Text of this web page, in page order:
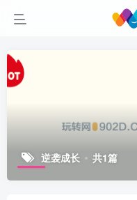
逆袭成长 共1篇